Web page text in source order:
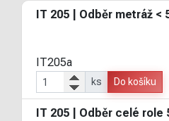
IT 205 | Odběr metráž <
IT205a
ks Do košíku
IT 205 | Odběr celé role